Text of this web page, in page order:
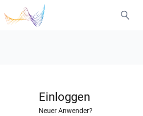
Einloggen
Neuer Anwender?